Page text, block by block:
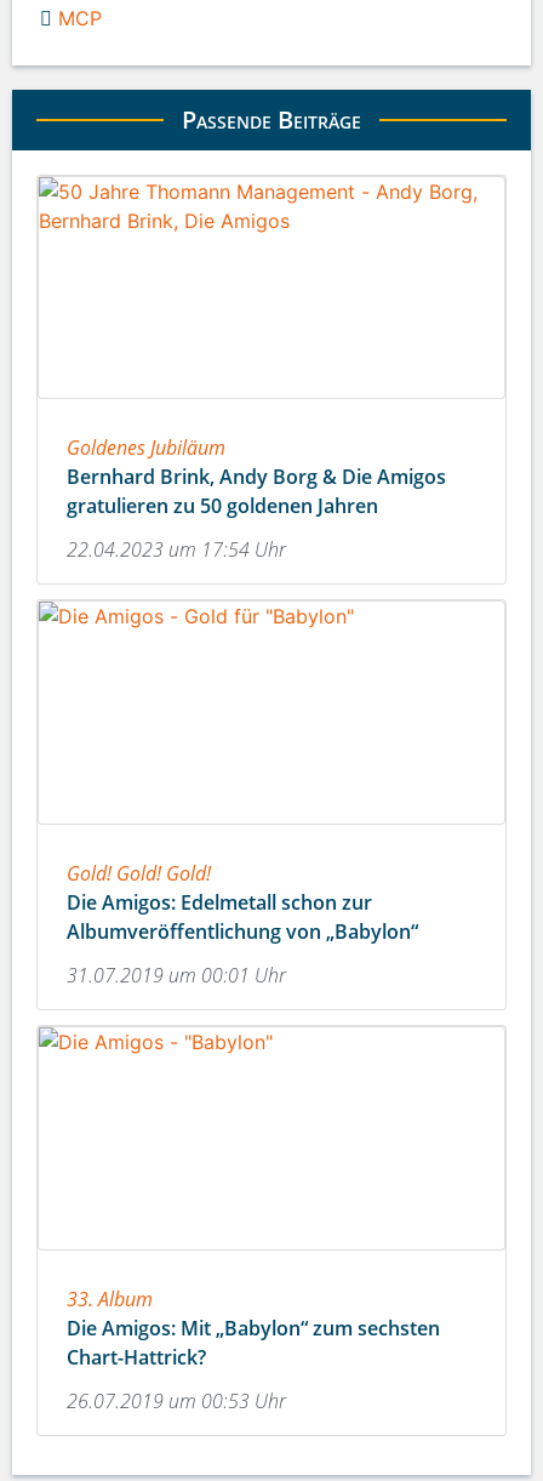
MCP
Passende Beiträge
Goldenes Jubiläum
Bernhard Brink, Andy Borg & Die Amigos
gratulieren zu 50 goldenen Jahren
22.04.2023 um 17:54 Uhr
Gold! Gold! Gold!
Die Amigos: Edelmetall schon zur
Albumveröffentlichung von „Babylon“
31.07.2019 um 00:01 Uhr
33. Album
Die Amigos: Mit „Babylon“ zum sechsten
Chart-Hattrick?
26.07.2019 um 00:53 Uhr